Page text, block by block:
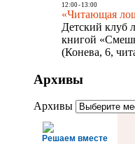
12:00- 13:00
«Читающая
Детский клуб
книгой
(Конева, 6,
Архивы
Архивы
Решаем вместе